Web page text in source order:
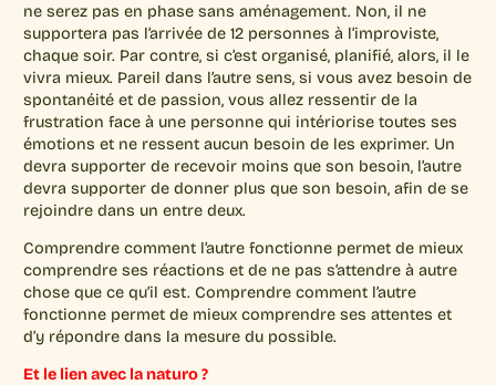
ne serez pas en phase sans aménagement. Non, il ne
supportera pas l’arrivée de 12 personnes à l’improviste,
chaque soir. Par contre, si c’est organisé, planifié, alors, il le
vivra mieux. Pareil dans l’autre sens, si vous avez besoin de
spontanéité et de passion, vous allez ressentir de la
frustration face à une personne qui intériorise toutes ses
émotions et ne ressent aucun besoin de les exprimer. Un
devra supporter de recevoir moins que son besoin, l’autre
devra supporter de donner plus que son besoin, afin de se
rejoindre dans un entre deux.
Comprendre comment l’autre fonctionne permet de mieux
comprendre ses réactions et de ne pas s’attendre à autre
chose que ce qu’il est. Comprendre comment l’autre
fonctionne permet de mieux comprendre ses attentes et
d’y répondre dans la mesure du possible.
Et le lien avec la naturo ?